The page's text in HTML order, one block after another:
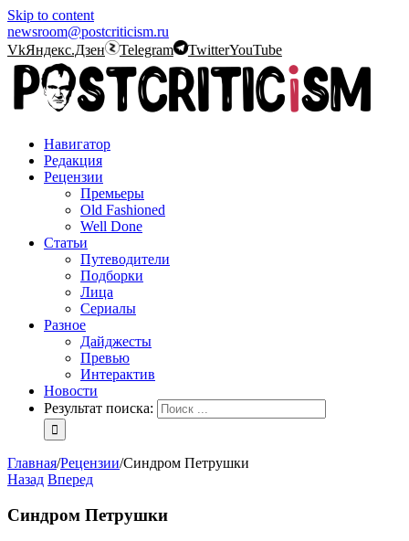
Skip to content
newsroom@postcriticism.ru
VkЯндекс.Дзен Telegram TwitterYouTube
Навигатор
Редакция
Рецензии
Премьеры
Old Fashioned
Well Done
Статьи
Путеводители
Подборки
Лица
Сериалы
Разное
Дайджесты
Превью
Интерактив
Новости
Результат поиска:
Главная/Рецензии/Синдром Петрушки
Назад Вперед
Синдром Петрушки